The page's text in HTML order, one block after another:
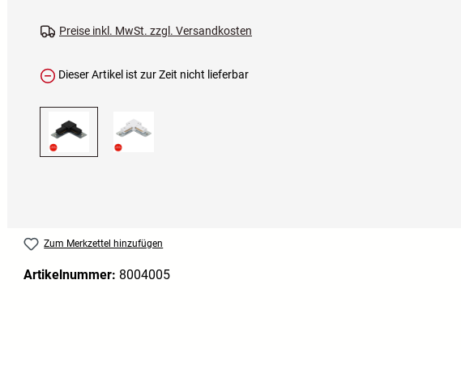
Preise inkl. MwSt. zzgl. Versandkosten
Dieser Artikel ist zur Zeit nicht lieferbar
Zum Merkzettel hinzufügen
Artikelnummer: 8004005